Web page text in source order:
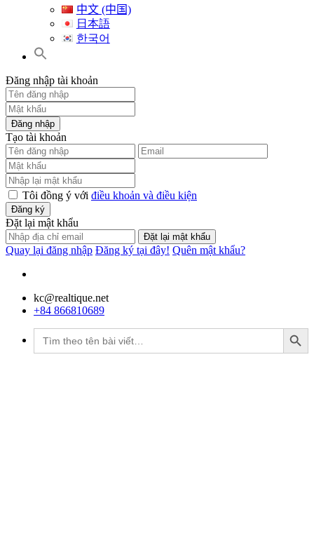
中文 (中国)
日本語
한국어
Đăng nhập tài khoản
Đăng nhập
Tạo tài khoản
Tôi đồng ý với điều khoản và điều kiện
Đăng ký
Đặt lại mật khẩu
Đặt lại mật khẩu
Quay lại đăng nhập Đăng ký tại đây! Quên mật khẩu?
kc@realtique.net
+84 866810689
Tìm
kiếm:
Search Button